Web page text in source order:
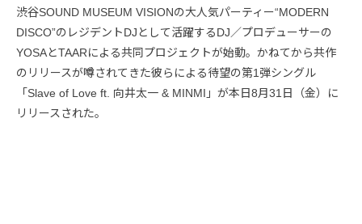
渋谷SOUND MUSEUM VISIONの大人気パーティー“MODERN
DISCO”のレジデントDJとして活躍するDJ／プロデューサーの
YOSAとTAARによる共同プロジェクトが始動。かねてから共作
のリリースが噂されてきた彼らによる待望の第1弾シングル
「Slave of Love ft. 向井太一 & MINMI」が本日8月31日（金）に
リリースされた。